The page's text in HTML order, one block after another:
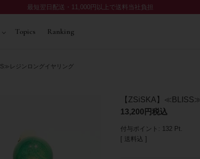
最短翌日配送・11,000円以上で送料当社負担
Topics Ranking
レジンロングイヤリング
【ZSiSKA】
13,200
税込
付与ポイント: 132 Pt.
送料込